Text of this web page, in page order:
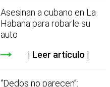
Asesinan a cubano en La
Habana para robarle su
auto
Leer artículo
“Dedos no parecen”: